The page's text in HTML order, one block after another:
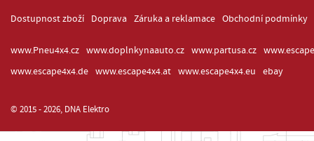
Dostupnost zboží Doprava Záruka a reklamace Obchodní podmínky
www.Pneu4x4.cz www.doplnkynaauto.cz www.partusa.cz
www.escape4x4.de
www.escape4x4.at www.escape4x4.eu ebay
© 2015 - 2026, DNA Elektro